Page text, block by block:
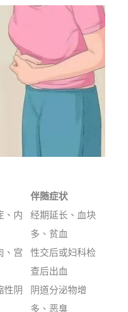
伴随症状
、内
经期延长、血块
多、贫血
、宫
性交后或妇科检
查后出血
性阴
阴道分泌物增
多、恶臭